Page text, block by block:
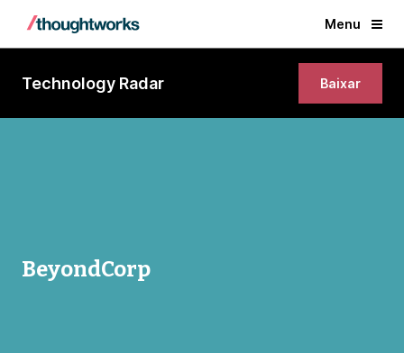
Menu
Technology Radar Baixar
BeyondCorp